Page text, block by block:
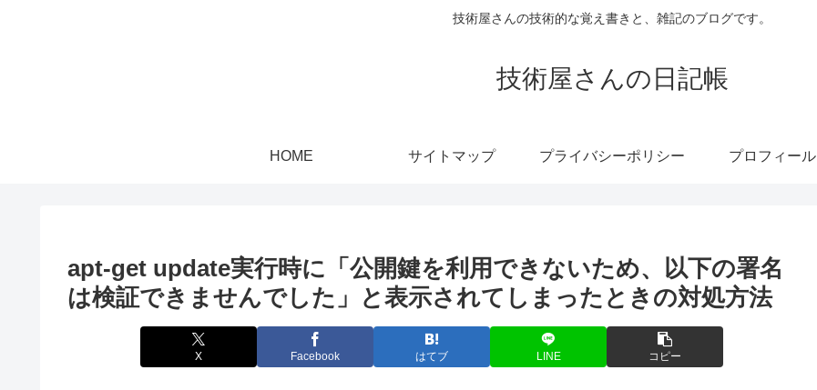
技術屋さんの技術的な覚え書きと、雑記のブログです。
技術屋さんの日記帳
HOME サイトマップ プライバシーポリシー プロフィール
apt-get update実行時に「公開鍵を利用できないため、以下の署名
は検証できませんでした」と表示されてしまったときの対処方法
X Facebook はてブ LINE コピー